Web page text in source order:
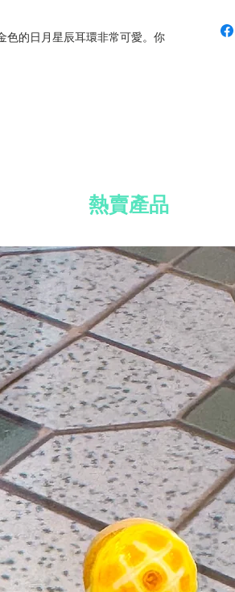
色的日月星辰耳環非常可愛。你
免
所
熱賣產品